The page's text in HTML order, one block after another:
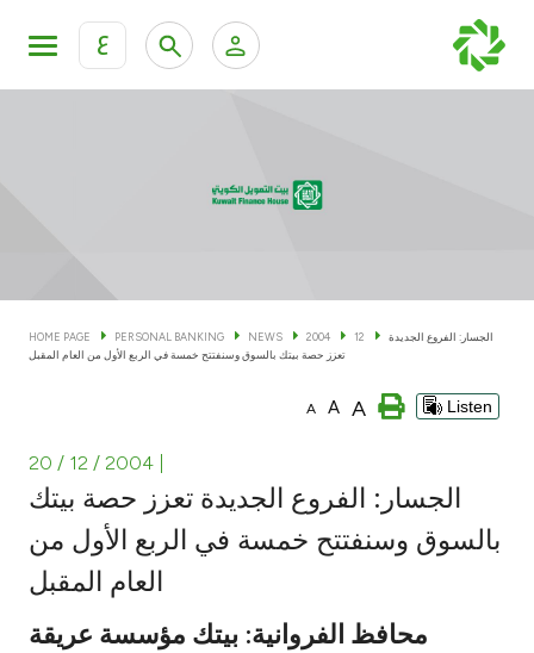
ع
KFH Online Corporate Banking Services
Cards
Banking Tiers
Investment
Ways to bank
Tools & Services
HOME PAGE PERSONAL BANKING NEWS 2004 12
الجسار: الفروع الجديدة
تعزز حصة بيتك بالسوق وسنفتتح خمسة في الربع الأول من العام المقبل
A A A Listen
20 / 12 / 2004
الجسار: الفروع الجديدة تعزز حصة بيتك
بالسوق وسنفتتح خمسة في الربع الأول من
العام المقبل
محافظ الفروانية: بيتك مؤسسة عريقة